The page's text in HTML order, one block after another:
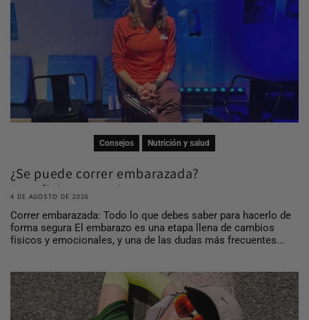
Consejos Nutrición y salud
¿Se puede correr embarazada?
Beneficios, consej...
4 DE AGOSTO DE 2026
Correr embarazada: Todo lo que debes saber para hacerlo de
forma segura El embarazo es una etapa llena de cambios
físicos y emocionales, y una de las dudas más frecuentes...